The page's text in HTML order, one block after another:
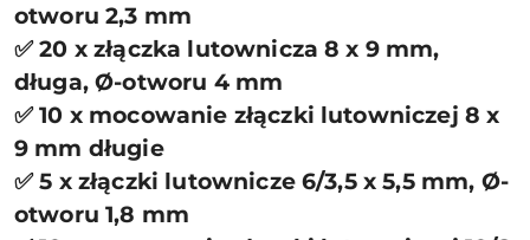
otworu 2,3 mm
✅ 20 x złączka lutownicza 8 x 9 mm,
długa, Ø-otworu 4 mm
✅ 10 x mocowanie złączki lutowniczej 8 x
9 mm długie
✅ 5 x złączki lutownicze 6/3,5 x 5,5 mm, Ø-
otworu 1,8 mm